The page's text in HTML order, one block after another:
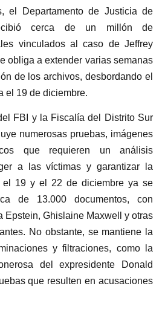
el Departamento de Justicia de
cerca de un millón de
vinculados al caso de Jeffrey
obliga a extender varias semanas
de los archivos, desbordando el
el 19 de diciembre.
FBI y la Fiscalía del Distrito Sur
numerosas pruebas, imágenes
que requieren un análisis
a las víctimas y garantizar la
el 19 y el 22 de diciembre ya se
de 13.000 documentos, con
Epstein, Ghislaine Maxwell y otras
No obstante, se mantiene la
y filtraciones, como la
del expresidente Donald
que resulten en acusaciones